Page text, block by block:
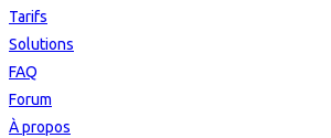
Tarifs
Solutions
FAQ
Forum
À propos